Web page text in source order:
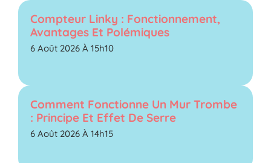
Compteur Linky : Fonctionnement,
Avantages Et Polémiques
6 Août 2026 À 15h10
Comment Fonctionne Un Mur Trombe
: Principe Et Effet De Serre
6 Août 2026 À 14h15